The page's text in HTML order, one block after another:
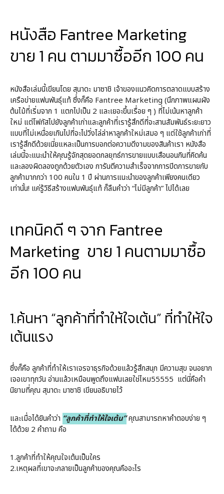
หนังสือ Fantree Marketing
ขาย 1 คน ตามมาซื้ออีก 100 คน
หนังสือเล่มนี้เขียนโดย สุนาดะ มาซาชิ เจ้าของแนวคิดการตลาดแบบสร้าง
เครือข่ายแฟนพันธุ์แท้ ซึ่งก็คือ Fantree Marketing (นึกภาพแผนผัง
ต้นไม้ที่เริ่มจาก 1 แตกไปเป็น 2 และเยอะขึ้นเรื่อย ๆ ) ที่ไม่เน้นหาลูกค้า
ใหม่ แต่โฟกัสไปยังลูกค้าเก่าและลูกค้าที่เรารู้สึกดีที่จะสานสัมพันธ์ระยะยาว
แบบที่ไม่เหนื่อยเกินไปที่จะไปวิ่งไล่ล่าหาลูกค้าใหม่เสมอ ๆ แต่ใช้ลูกค้าเก่าที่
เรารู้สึกดีด้วยเนี่ยแหละเป็นการบอกต่อความดีงามของสินค้าเรา หนังสือ
เล่มนี้จะแนะนำให้คุณรู้จักสุดยอดกลยุทธ์การขายแบบเสือนอนกินที่คิดค้น
และลองผิดลองถูกด้วยตัวเอง การันตีความสำเร็จจากการปิดการขายกับ
ลูกค้ามากกว่า 100 คนใน 1 ปี ผ่านการแนะนำของลูกค้าเพียงคนเดียว
เท่านั้น! แค่รู้วิธีสร้างแฟนพันธุ์แท้ ก็ลืมคำว่า “ไม่มีลูกค้า” ไปได้เลย
เทคนิคดี ๆ จาก Fantree
Marketing ขาย 1 คนตามมาซื้อ
อีก 100 คน
1.ค้นหา “ลูกค้าที่ทำให้ใจเต้น” ที่ทำให้ใจ
เต้นแรง
ซึ่งก็คือ ลูกค้าที่ทำให้เราเจรจาธุรกิจด้วยแล้วรู้สึกสนุก มีความสุข จนอยาก
เจอเขาทุกวัน อ่านแล้วเหมือนพูดถึงแฟนเลยใช่ไหม55555 แต่นี่คือคำ
นิยามที่คุณ สุนาดะ มาซาชิ เขียนอธิบายไว้
และเมื่อได้ยินคำว่า “ลูกค้าที่ทำให้ใจเต้น”คุณสามารถหาคำตอบง่าย ๆ
ได้ด้วย 2 คำถาม คือ
1.ลูกค้าที่ทำให้คุณใจเต้นเป็นใคร
2.เหตุผลที่เขาจะกลายเป็นลูกค้าของคุณคืออะไร